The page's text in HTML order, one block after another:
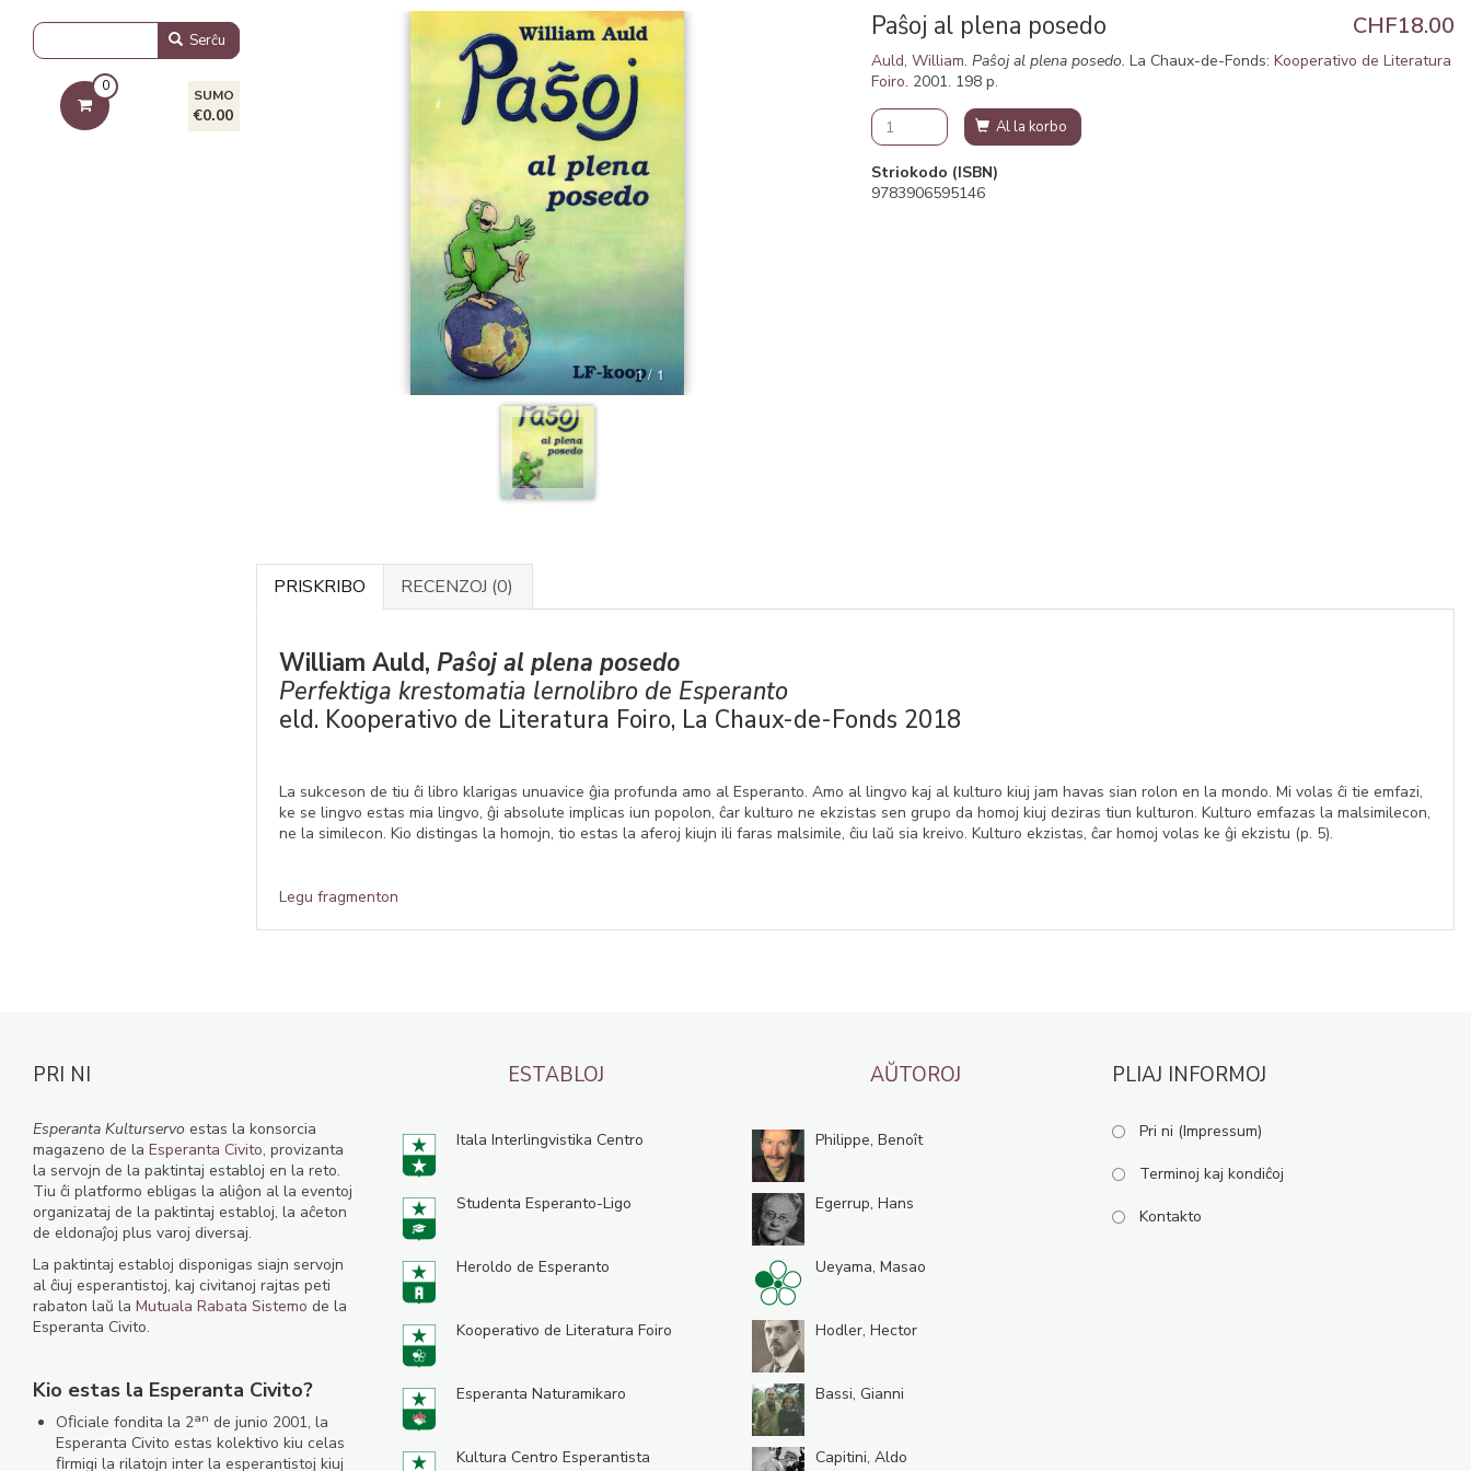
Paŝoj al plena posedo CHF18.00
Auld, William.Paŝoj al plena posedo. La Chaux-de-Fonds:Kooperativo de Literatura
Foiro. 2001. 198 p.
Al la korbo
Striokodo (ISBN)
9783906595146
PRISKRIBO RECENZOJ (0)
William Auld, Paŝoj al plena posedo
Perfektiga krestomatia lernolibro de Esperanto
eld. Kooperativo de Literatura Foiro, La Chaux-de-Fonds 2018
La sukceson de tiu ĉi libro klarigas unuavice ĝia profunda amo al Esperanto. Amo al lingvo kaj al kulturo kiuj jam havas sian rolon en la mondo. Mi volas ĉi tie emfazi,
ke se lingvo estas mia lingvo, ĝi absolute implicas iun popolon, ĉar kulturo ne ekzistas sen grupo da homoj kiuj deziras tiun kulturon. Kulturo emfazas la malsimilecon,
ne la similecon. Kio distingas la homojn, tio estas la aferoj kiujn ili faras malsimile, ĉiu laŭ sia kreivo. Kulturo ekzistas, ĉar homoj volas ke ĝi ekzistu (p. 5).
Legu fragmenton
Serĉu
0
SUMO
€0.00
PRI NI
Esperanta Kulturservo estas la konsorcia
magazeno de la Esperanta Civito, provizanta
la servojn de la paktintaj establoj en la reto.
Tiu ĉi platformo ebligas la aliĝon al la eventoj
organizataj de la paktintaj establoj, la aĉeton
de eldonaĵoj plus varoj diversaj.
La paktintaj establoj disponigas siajn servojn
al ĉiuj esperantistoj, kaj civitanoj rajtas peti
rabaton laŭ la Mutuala Rabata Sistemo de la
Esperanta Civito.
Kio estas la Esperanta Civito?
Oﬁciale fondita la 2an de junio 2001, la
Esperanta Civito estas kolektivo kiu celas
ﬁrmigi la rilatojn inter la esperantistoj kiuj
ESTABLOJ
Itala Interlingvistika Centro
Studenta Esperanto-Ligo
Heroldo de Esperanto
Kooperativo de Literatura Foiro
Esperanta Naturamikaro
Kultura Centro Esperantista
AŬTOROJ
Philippe, Benoît
Egerrup, Hans
Ueyama, Masao
Hodler, Hector
Bassi, Gianni
Capitini, Aldo
PLIAJ INFORMOJ
Pri ni (Impressum)
Terminoj kaj kondiĉoj
Kontakto